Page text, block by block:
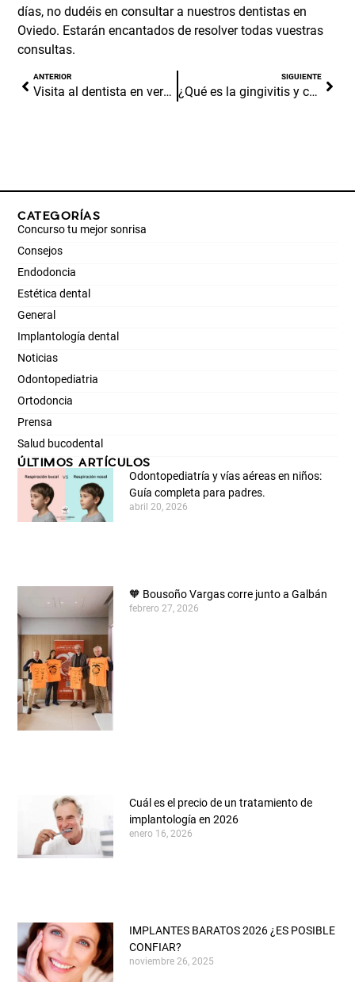
días, no dudéis en consultar a nuestrosdentistas en
Oviedo. Estarán encantados de resolver todas vuestras
consultas.
ANTERIOR
Visita al dentista en verano ¡No cerramos!
SIGUIENTE
¿Qué es la gingivitis y cómo se cura?
CATEGORÍAS
Concurso tu mejor sonrisa
Consejos
Endodoncia
Estética dental
General
Implantología dental
Noticias
Odontopediatria
Ortodoncia
Prensa
Salud bucodental
ÚLTIMOS ARTÍCULOS
Odontopediatría y vías aéreas en niños:
Guía completa para padres.
abril 20, 2026
🧡 Bousoño Vargas corre junto a Galbán
febrero 27, 2026
Cuál es el precio de un tratamiento de
implantología en 2026
enero 16, 2026
IMPLANTES BARATOS 2026 ¿ES POSIBLE
CONFIAR?
noviembre 26, 2025